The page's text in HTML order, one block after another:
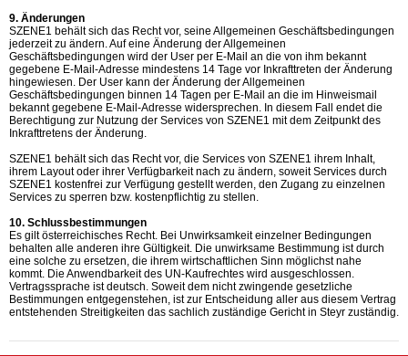
9. Änderungen
SZENE1 behält sich das Recht vor, seine Allgemeinen Geschäftsbedingungen
jederzeit zu ändern. Auf eine Änderung der Allgemeinen
Geschäftsbedingungen wird der User per E-Mail an die von ihm bekannt
gegebene E-Mail-Adresse mindestens 14 Tage vor Inkrafttreten der Änderung
hingewiesen. Der User kann der Änderung der Allgemeinen
Geschäftsbedingungen binnen 14 Tagen per E-Mail an die im Hinweismail
bekannt gegebene E-Mail-Adresse widersprechen. In diesem Fall endet die
Berechtigung zur Nutzung der Services von SZENE1 mit dem Zeitpunkt des
Inkrafttretens der Änderung.
SZENE1 behält sich das Recht vor, die Services von SZENE1 ihrem Inhalt,
ihrem Layout oder ihrer Verfügbarkeit nach zu ändern, soweit Services durch
SZENE1 kostenfrei zur Verfügung gestellt werden, den Zugang zu einzelnen
Services zu sperren bzw. kostenpflichtig zu stellen.
10. Schlussbestimmungen
Es gilt österreichisches Recht. Bei Unwirksamkeit einzelner Bedingungen
behalten alle anderen ihre Gültigkeit. Die unwirksame Bestimmung ist durch
eine solche zu ersetzen, die ihrem wirtschaftlichen Sinn möglichst nahe
kommt. Die Anwendbarkeit des UN-Kaufrechtes wird ausgeschlossen.
Vertragssprache ist deutsch. Soweit dem nicht zwingende gesetzliche
Bestimmungen entgegenstehen, ist zur Entscheidung aller aus diesem Vertrag
entstehenden Streitigkeiten das sachlich zuständige Gericht in Steyr zuständig.